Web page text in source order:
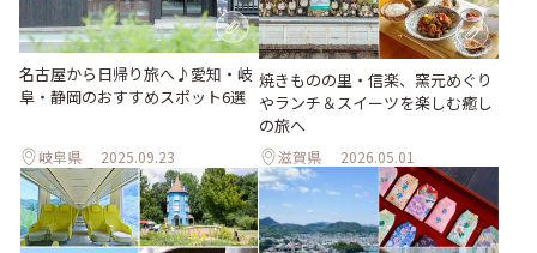
名古屋から日帰り旅へ♪愛知・岐
阜・静岡のおすすめスポット6選
岐阜県 2025.09.23
焼きものの里・信楽、窯元めぐり
やランチ＆スイーツを楽しむ癒し
の旅へ
滋賀県 2026.05.01